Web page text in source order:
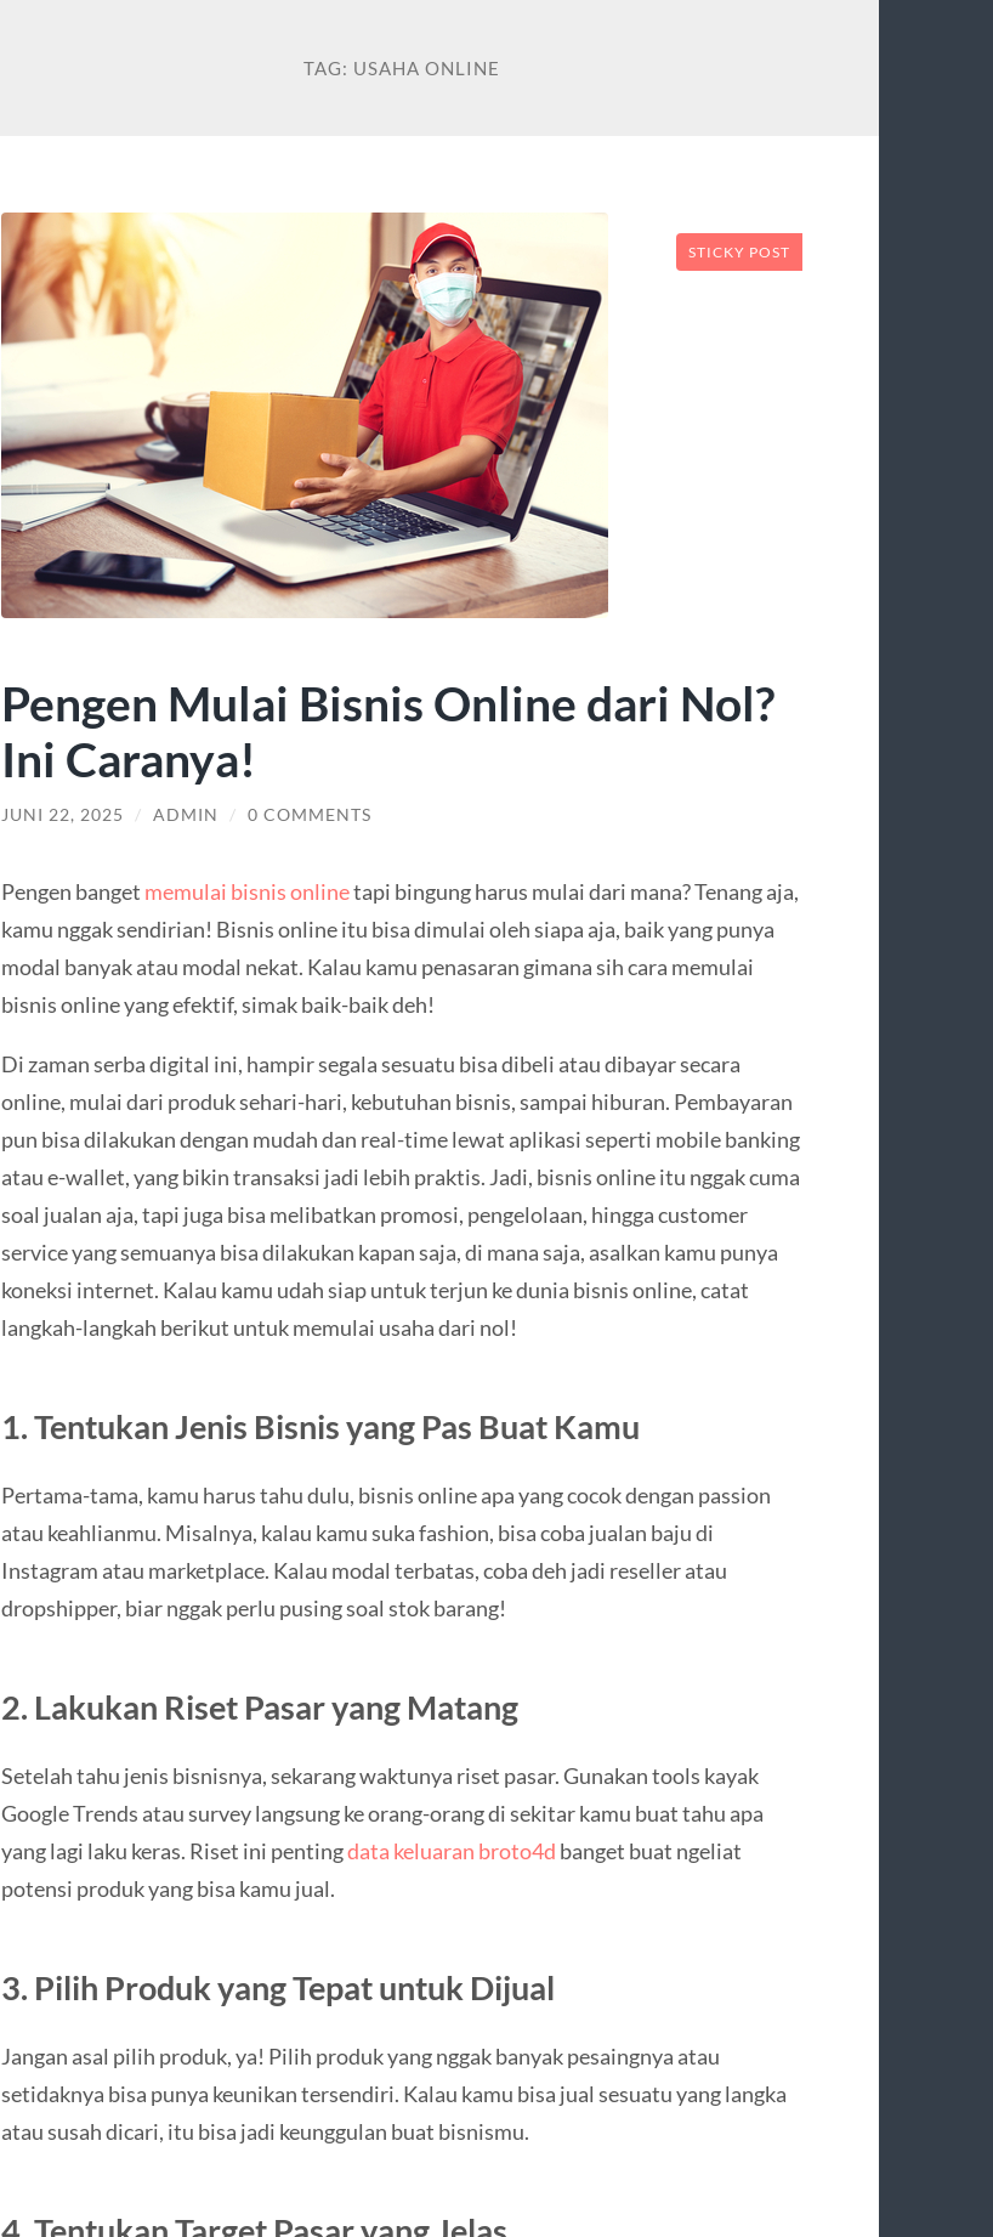
TAG: USAHA ONLINE
STICKY POST
Pengen Mulai Bisnis Online dari Nol?
Ini Caranya!
JUNI 22, 2025 / ADMIN / 0 COMMENTS
Pengen banget memulai bisnis onlinetapi bingung harus mulai dari mana? Tenang aja,
kamu nggak sendirian! Bisnis online itu bisa dimulai oleh siapa aja, baik yang punya
modal banyak atau modal nekat. Kalau kamu penasaran gimana sih cara memulai
bisnis online yang efektif, simak baik-baik deh!
Di zaman serba digital ini, hampir segala sesuatu bisa dibeli atau dibayar secara
online, mulai dari produk sehari-hari, kebutuhan bisnis, sampai hiburan. Pembayaran
pun bisa dilakukan dengan mudah dan real-time lewat aplikasi seperti mobile banking
atau e-wallet, yang bikin transaksi jadi lebih praktis. Jadi, bisnis online itu nggak cuma
soal jualan aja, tapi juga bisa melibatkan promosi, pengelolaan, hingga customer
service yang semuanya bisa dilakukan kapan saja, di mana saja, asalkan kamu punya
koneksi internet. Kalau kamu udah siap untuk terjun ke dunia bisnis online, catat
langkah-langkah berikut untuk memulai usaha dari nol!
1. Tentukan Jenis Bisnis yang Pas Buat Kamu
Pertama-tama, kamu harus tahu dulu, bisnis online apa yang cocok dengan passion
atau keahlianmu. Misalnya, kalau kamu suka fashion, bisa coba jualan baju di
Instagram atau marketplace. Kalau modal terbatas, coba deh jadi reseller atau
dropshipper, biar nggak perlu pusing soal stok barang!
2. Lakukan Riset Pasar yang Matang
Setelah tahu jenis bisnisnya, sekarang waktunya riset pasar. Gunakan tools kayak
Google Trends atau survey langsung ke orang-orang di sekitar kamu buat tahu apa
yang lagi laku keras. Riset ini pentingdata keluaran broto4d banget buat ngeliat
potensi produk yang bisa kamu jual.
3. Pilih Produk yang Tepat untuk Dijual
Jangan asal pilih produk, ya! Pilih produk yang nggak banyak pesaingnya atau
setidaknya bisa punya keunikan tersendiri. Kalau kamu bisa jual sesuatu yang langka
atau susah dicari, itu bisa jadi keunggulan buat bisnismu.